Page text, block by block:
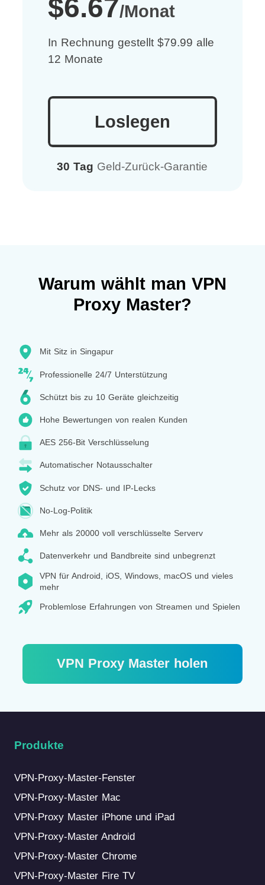
$6.67/Monat
In Rechnung gestellt $79.99 alle
12 Monate
Loslegen
30 Tag Geld-Zurück-Garantie
Warum wählt man VPN
Proxy Master?
Mit Sitz in Singapur
Professionelle 24/7 Unterstützung
Schützt bis zu 10 Geräte gleichzeitig
Hohe Bewertungen von realen Kunden
AES 256-Bit Verschlüsselung
Automatischer Notausschalter
Schutz vor DNS- und IP-Lecks
No-Log-Politik
Mehr als 20000 voll verschlüsselte Serverv
Datenverkehr und Bandbreite sind unbegrenzt
VPN für Android, iOS, Windows, macOS und vieles
mehr
Problemlose Erfahrungen von Streamen und Spielen
VPN Proxy Master holen
Produkte
VPN-Proxy-Master-Fenster
VPN-Proxy-Master Mac
VPN-Proxy Master iPhone und iPad
VPN-Proxy-Master Android
VPN-Proxy-Master Chrome
VPN-Proxy-Master Fire TV